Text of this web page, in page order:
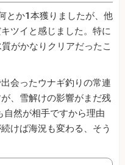
とか1本獲りましたが、他
ツイと感じました。特に
がかなりクリアだったこ
会ったウナギ釣りの常連
、雪解けの影響がまだ残
然が相手ですから理由
けば海況も変わる、そう